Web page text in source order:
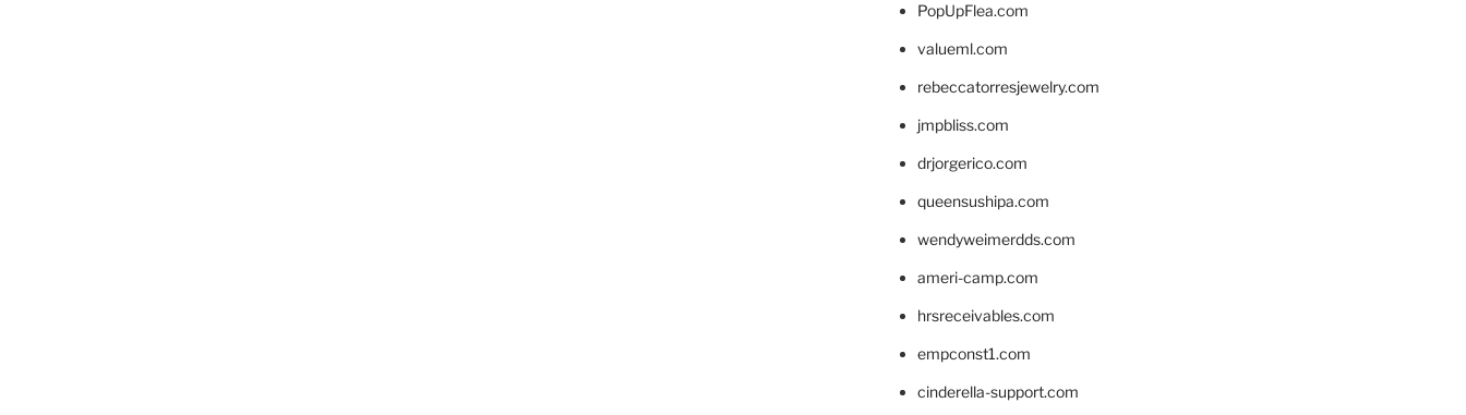
PopUpFlea.com
valueml.com
rebeccatorresjewelry.com
jmpbliss.com
drjorgerico.com
queensushipa.com
wendyweimerdds.com
ameri-camp.com
hrsreceivables.com
empconst1.com
cinderella-support.com